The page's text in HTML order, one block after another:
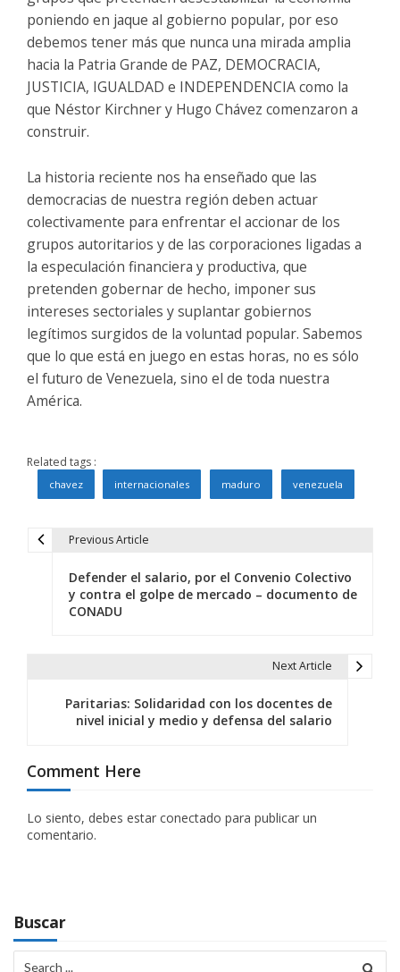
poniendo en jaque al gobierno popular, por eso
debemos tener más que nunca una mirada amplia
hacia la Patria Grande de PAZ, DEMOCRACIA,
JUSTICIA, IGUALDAD e INDEPENDENCIA como la
que Néstor Kirchner y Hugo Chávez comenzaron a
construir.
La historia reciente nos ha enseñado que las
democracias de nuestra región deben actuar
colectivamente para enfrentar el accionar de los
grupos autoritarios y de las corporaciones ligadas a
la especulación financiera y productiva, que
pretenden gobernar de hecho, imponer sus
intereses sectoriales y suplantar gobiernos
legítimos surgidos de la voluntad popular. Sabemos
que lo que está en juego en estas horas, no es sólo
el futuro de Venezuela, sino el de toda nuestra
América.
Related tags :
chavez internacionales maduro venezuela
i
ó
n
e
Previous Article
Defender el salario, por el Convenio Colectivo
y contra el golpe de mercado – documento de
CONADU
Next Article
Paritarias: Solidaridad con los docentes de
nivel inicial y medio y defensa del salario
Comment Here
Lo siento, debes estar conectado para publicar un
comentario.
Buscar